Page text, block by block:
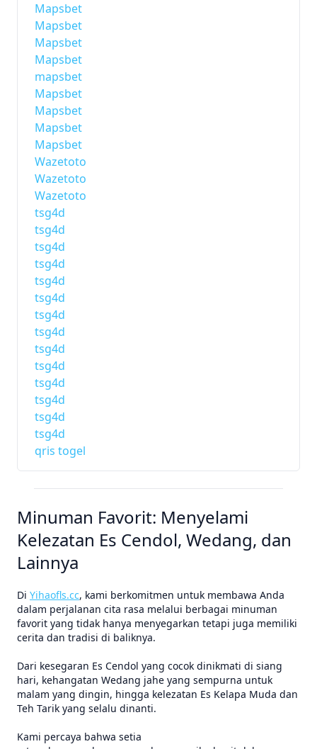
Mapsbet
Mapsbet
Mapsbet
Mapsbet
mapsbet
Mapsbet
Mapsbet
Mapsbet
Mapsbet
Wazetoto
Wazetoto
Wazetoto
tsg4d
tsg4d
tsg4d
tsg4d
tsg4d
tsg4d
tsg4d
tsg4d
tsg4d
tsg4d
tsg4d
tsg4d
tsg4d
tsg4d
qris togel
Minuman Favorit: Menyelami
Kelezatan Es Cendol, Wedang, dan
Lainnya
Di Yihaofls.cc, kami berkomitmen untuk membawa Anda
dalam perjalanan cita rasa melalui berbagai minuman
favorit yang tidak hanya menyegarkan tetapi juga memiliki
cerita dan tradisi di baliknya.
Dari kesegaran Es Cendol yang cocok dinikmati di siang
hari, kehangatan Wedang jahe yang sempurna untuk
malam yang dingin, hingga kelezatan Es Kelapa Muda dan
Teh Tarik yang selalu dinanti.
Kami percaya bahwa setia